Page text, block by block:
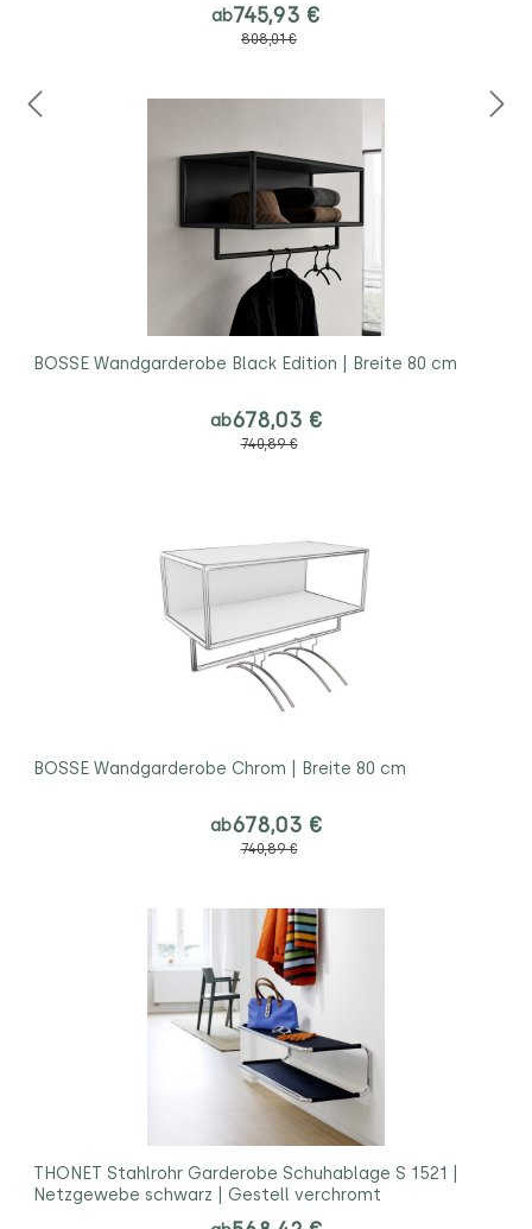
ab745,93 €
808,01 €
BOSSE Wandgarderobe Black Edition | Breite 80 cm
ab678,03 €
740,89 €
BOSSE Wandgarderobe Chrom | Breite 80 cm
ab678,03 €
740,89 €
THONET Stahlrohr Garderobe Schuhablage S 1521 |
Netzgewebe schwarz | Gestell verchromt